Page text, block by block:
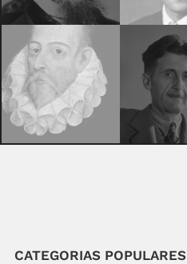
CATEGORIAS POPULARES